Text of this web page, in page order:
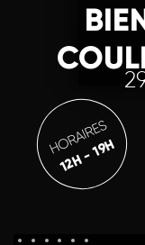
HORAIRES
12H - 19H